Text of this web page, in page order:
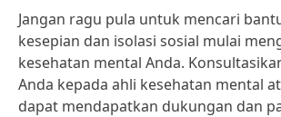
Jangan ragu pula untuk mencari
kesepian dan isolasi sosial mulai
kesehatan mental Anda.
Anda kepada ahli kesehatan mental
dapat mendapatkan dukungan dan